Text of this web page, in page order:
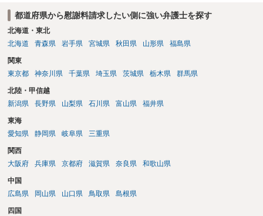
都道府県から慰謝料請求したい側に強い弁護士を探す
北海道・東北
北海道
青森県 岩手県 宮城県 秋田県 山形県 福島県
関東
東京都
神奈川県 千葉県 埼玉県 茨城県 栃木県 群馬県
北陸・甲信越
新潟県
長野県 山梨県 石川県 富山県 福井県
東海
愛知県
静岡県 岐阜県 三重県
関西
大阪府
兵庫県 京都府 滋賀県 奈良県 和歌山県
中国
広島県
岡山県 山口県 鳥取県 島根県
四国